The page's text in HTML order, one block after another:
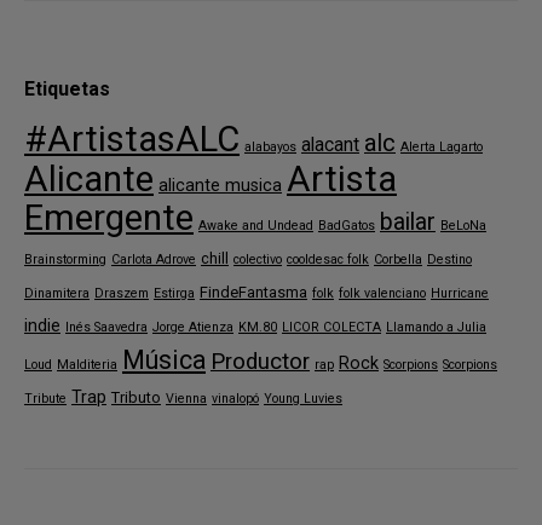
Etiquetas
#ArtistasALC alabayos alacant alc Alerta Lagarto
Alicante alicante musica Artista
Emergente Awake and Undead BadGatos bailar BeLoNa
Brainstorming Carlota Adrove chill colectivo cooldesac folk Corbella Destino
Dinamitera Draszem Estirga FindeFantasma folk folk valenciano Hurricane
indie Inés Saavedra Jorge Atienza KM.80 LICOR COLECTA Llamando a Julia
Loud Malditeria Música Productor rap Rock Scorpions Scorpions
Tribute Trap Tributo Vienna vinalopó Young Luvies